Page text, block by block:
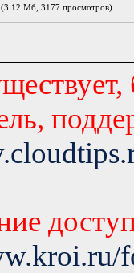
(3.12 Мб, 3177 просмотров)